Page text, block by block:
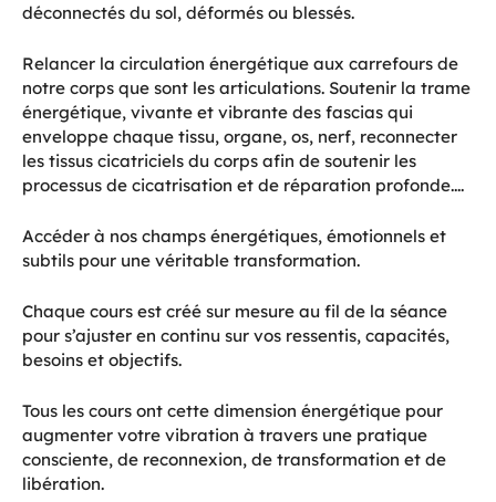
déconnectés du sol, déformés ou blessés.
Relancer la circulation énergétique aux carrefours de
notre corps que sont les articulations. Soutenir la trame
énergétique, vivante et vibrante des fascias qui
enveloppe chaque tissu, organe, os, nerf, reconnecter
les tissus cicatriciels du corps afin de soutenir les
processus de cicatrisation et de réparation profonde....
Accéder à nos champs énergétiques, émotionnels et
subtils pour une véritable transformation.
Chaque cours est créé sur mesure au fil de la séance
pour s’ajuster en continu sur vos ressentis, capacités,
besoins et objectifs.
Tous les cours ont cette dimension énergétique pour
augmenter votre vibration à travers une pratique
consciente, de reconnexion, de transformation et de
libération.